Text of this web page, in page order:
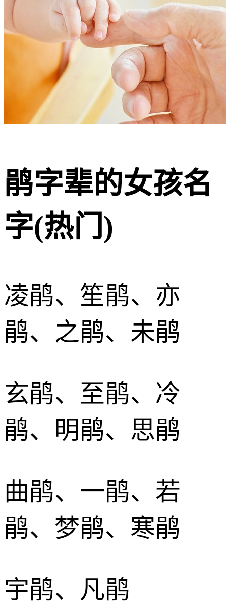
鹃字辈的女孩名
字(热门)
凌鹃、笙鹃、亦
鹃、之鹃、未鹃
玄鹃、至鹃、冷
鹃、明鹃、思鹃
曲鹃、一鹃、若
鹃、梦鹃、寒鹃
宇鹃、凡鹃